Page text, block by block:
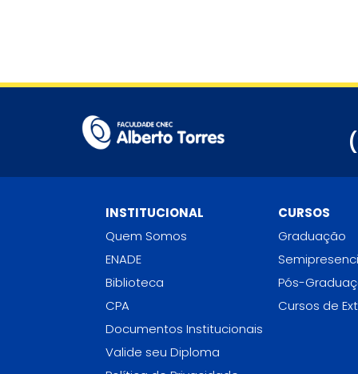
INSTITUCIONAL
Quem Somos
ENADE
Biblioteca
CPA
Documentos Institucionais
Valide seu Diploma
CURSOS
Graduação
Pós-
Cursos de